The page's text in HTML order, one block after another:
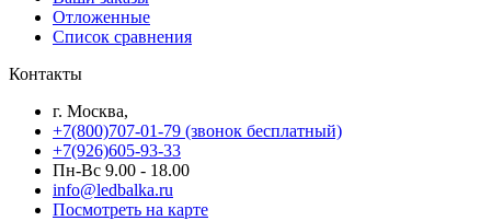
Отложенные
Список сравнения
Контакты
г. Москва,
+7(800)707-01-79 (звонок бесплатный)
+7(926)605-93-33
Пн-Вс 9.00 - 18.00
info@ledbalka.ru
Посмотреть на карте